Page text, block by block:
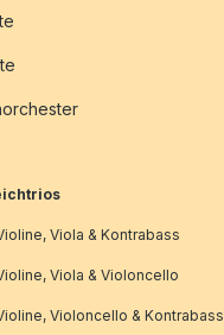
Viola & Kontrabass
Viola & Violoncello
Violoncello & Kontrabass